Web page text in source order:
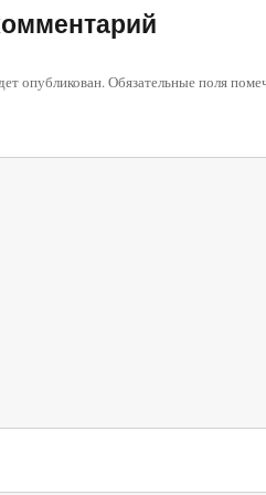
опубликован.Обязательные поля